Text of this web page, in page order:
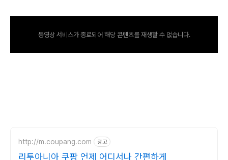
동영상 서비스가 종료되어 해당 콘텐츠를 재생할 수 없습니다.
http://m.coupang.com 광고
리투아니아 쿠팡 언제 어디서나 간편하게